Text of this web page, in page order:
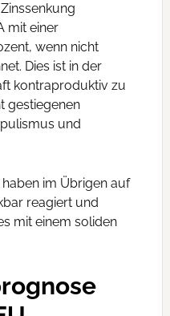
mit einer
wenn nicht
Dies ist in der
kontraproduktiv zu
gestiegenen
und
im Übrigen auf
reagiert und
mit einem soliden